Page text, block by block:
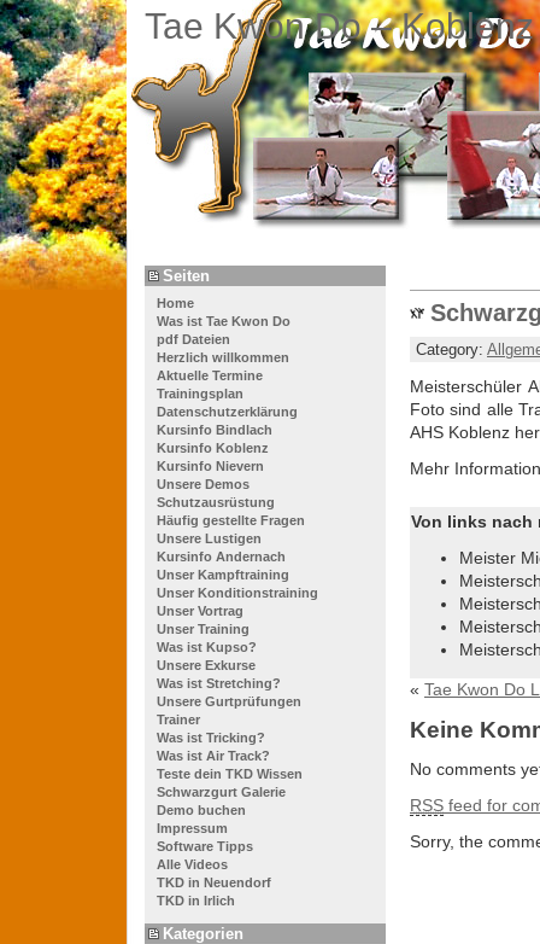
Tae Kwon Do –
Seiten
Home
Was ist Tae Kwon Do
pdf Dateien
Herzlich willkommen
Aktuelle Termine
Trainingsplan
Datenschutzerklärung
Kursinfo Bindlach
Kursinfo Koblenz
Kursinfo Nievern
Unsere Demos
Schutzausrüstung
Häufig gestellte Fragen
Unsere Lustigen
Kursinfo Andernach
Unser Kampftraining
Unser Konditionstraining
Unser Vortrag
Unser Training
Was ist Kupso?
Unsere Exkurse
Was ist Stretching?
Unsere Gurtprüfungen
Trainer
Was ist Tricking?
Was ist Air Track?
Teste dein TKD Wissen
Schwarzgurt Galerie
Demo buchen
Impressum
Software Tipps
Alle Videos
TKD in Neuendorf
TKD in Irlich
Kategorien
Category:
Meisterschüler
Foto sind alle
AHS Koblenz
Mehr
Von links nach
Meister
« Tae Kwon Do
Keine
No comments
RSS feed for
Sorry, the